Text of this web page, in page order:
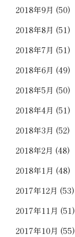
2018年9月 (50)
2018年8月 (51)
2018年7月 (51)
2018年6月 (49)
2018年5月 (50)
2018年4月 (51)
2018年3月 (52)
2018年2月 (48)
2018年1月 (48)
2017年12月 (53)
2017年11月 (51)
2017年10月 (55)